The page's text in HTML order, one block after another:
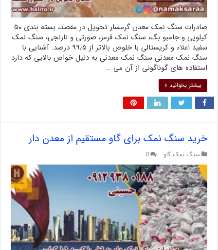
صادرات سنگ نمک معدن گرمسار تحویل در مقصد، بسته بندی ۵۰
کیلویی و جامبو بگ، سنگ نمک قرمز، صورتی و نارنجی، سنگ نمک
سفید اعلاء و کریستالی با خلوص بالاتر از ۹۹٫۵ درصد. آشنایی با
سنگ نمک معدنی سنگ نمک معدنی به دلیل خواص بالایی که دارد
استفاده های گوناگونی از آن می …
بیشتر بخوانید »
خرید سنگ نمک برای گاو مستقیم از معدن دار
سنگ نمک گاو 0